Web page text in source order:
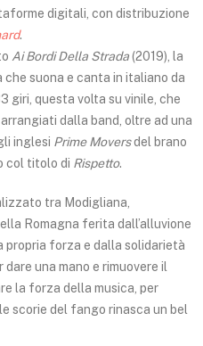
digitali, con distribuzione
.
Ai Bordi Della Strada(2019), la
che suona e canta in italiano da
giri, questa volta su vinile, che
dalla band, oltre ad una
inglesi Prime Moversdel brano
col titolo di Rispetto.
tra Modigliana,
Romagna ferita dall’alluvione
propria forza e dalla solidarietà
una mano e rimuovere il
la forza della musica, per
scorie del fango rinasca un bel